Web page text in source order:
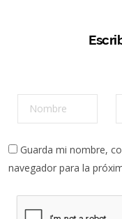
Guarda mi nombre,
navegador para la